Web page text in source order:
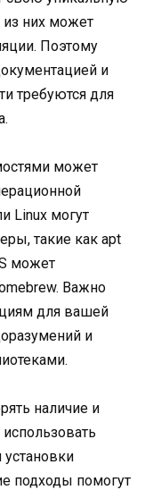
из них может
Поэтому
и
требуются для
может
Linux могут
такие как apt
может
Важно
для вашей
и
наличие и
подходы помогут